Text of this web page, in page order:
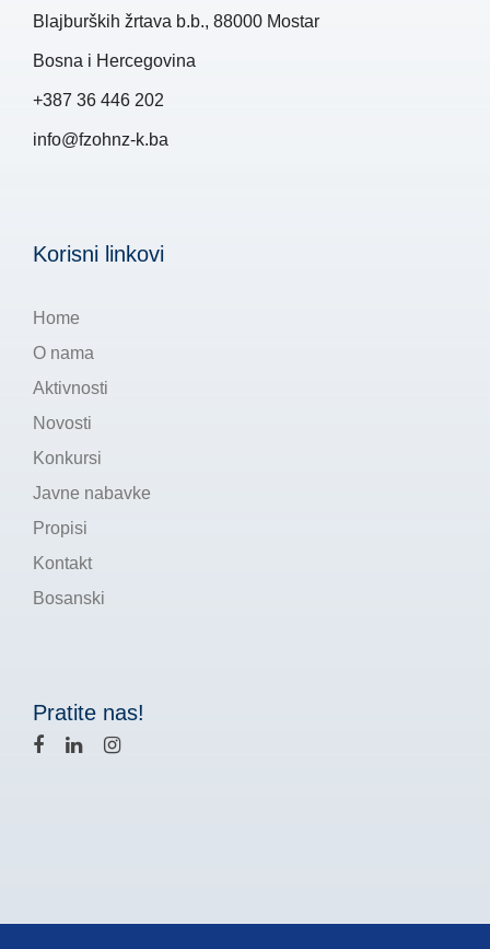
Blajburških žrtava b.b., 88000 Mostar
Bosna i Hercegovina
+387 36 446 202
info@fzohnz-k.ba
Korisni linkovi
Home
O nama
Aktivnosti
Novosti
Konkursi
Javne nabavke
Propisi
Kontakt
Bosanski
Pratite nas!